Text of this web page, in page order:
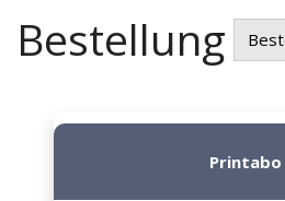
Bestellung
Printabo